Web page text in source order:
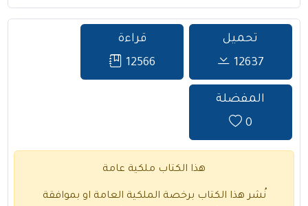
تحميل
12637
قراءة
12566
المفضلة
0
هذا الكتاب ملكية عامة
نُشر هذا الكتاب برخصة الملكية العامة او بموافقة